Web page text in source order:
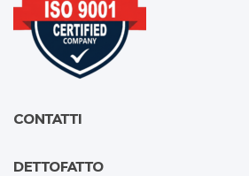
CONTATTI
DETTOFATTO